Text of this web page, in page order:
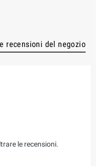
recensioni del negozio
le recensioni.